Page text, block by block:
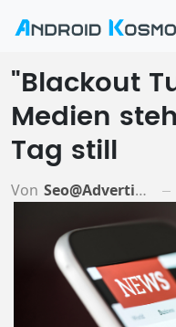
"Blackout
Medien
Tag still
Von Seo@advertiso.de